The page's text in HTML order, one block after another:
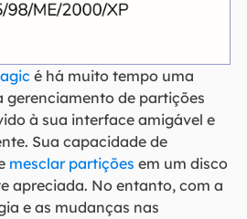
é há muito tempo uma
gerenciamento de partições
à sua interface amigável e
Sua capacidade de
mesclar partições em um disco
apreciada. No entanto, com a
e as mudanças nas